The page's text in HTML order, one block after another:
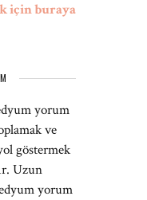
için buraya
yorum
ve
göstermek
Uzun
yorum